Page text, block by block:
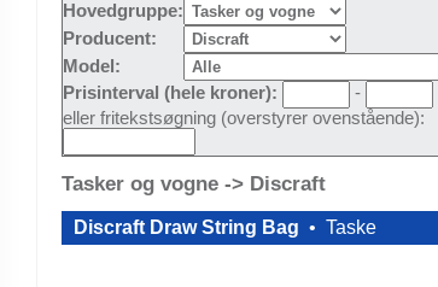
Hovedgruppe:
Producent:
Model:
Prisinterval (hele kroner):
-
eller fritekstsøgning (overstyrer ovenstående):
Tasker og vogne -> Discraft
Discraft Draw String Bag • Taske